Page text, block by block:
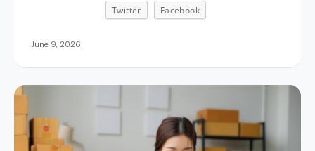
berbagai saluran penjualan secara efisien. Transaksi
penjualan kini tidak lagi hanya terjadi secara tatap muka di
Twitter Facebook
June 9, 2026